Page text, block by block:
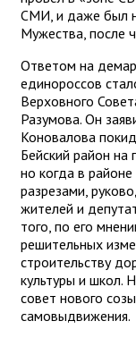
СМИ, и даже был
Мужества, после
Ответом на
единороссов
Верховного
Разумова. Он
Коновалова
Бейский район
но когда в
разрезами,
жителей и
того, по его
решительных
строительству
культуры и школ.
совет нового
самовыдвижения.